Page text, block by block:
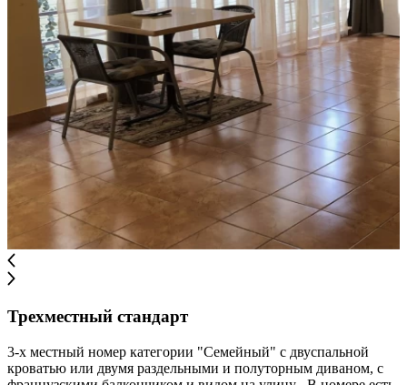
Трехместный стандарт
3-х местный номер категории "Семейный" с двуспальной
кроватью или двумя раздельными и полуторным диваном, с